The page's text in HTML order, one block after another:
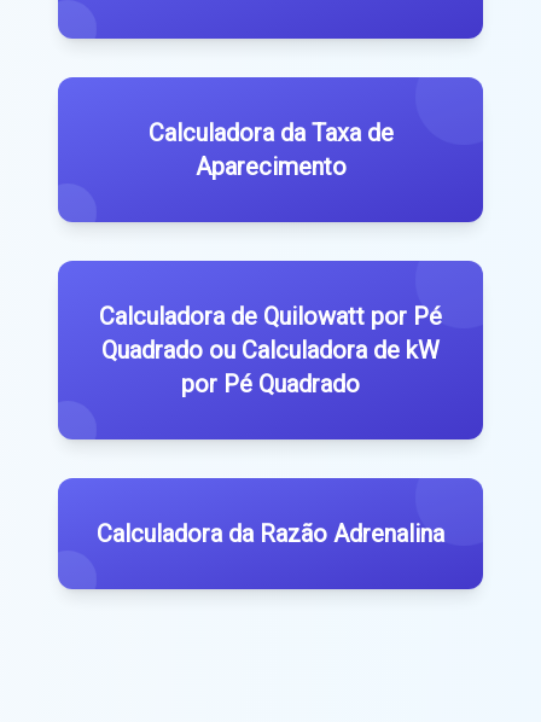
Calculadora da Taxa de
Aparecimento
Calculadora de Quilowatt por Pé
Quadrado ou Calculadora de kW
por Pé Quadrado
Calculadora da Razão Adrenalina